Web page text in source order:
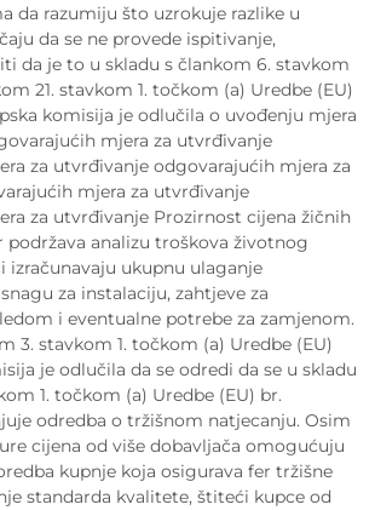
da razumiju što uzrokuje razlike u
da se ne provede ispitivanje,
da je to u skladu s člankom 6. stavkom
21. stavkom 1. točkom (a) Uredbe (EU)
komisija je odlučila o uvođenju mjera
mjera za utvrđivanje
za utvrđivanje odgovarajućih mjera za
mjera za utvrđivanje
za utvrđivanje Prozirnost cijena žičnih
podržava analizu troškova životnog
izračunavaju ukupnu ulaganje
za instalaciju, zahtjeve za
i eventualne potrebe za zamjenom.
3. stavkom 1. točkom (a) Uredbe (EU)
je odlučila da se odredi da se u skladu
1. točkom (a) Uredbe (EU) br.
odredba o tržišnom natjecanju. Osim
cijena od više dobavljača omogućuju
kupnje koja osigurava fer tržišne
standarda kvalitete, štiteći kupce od